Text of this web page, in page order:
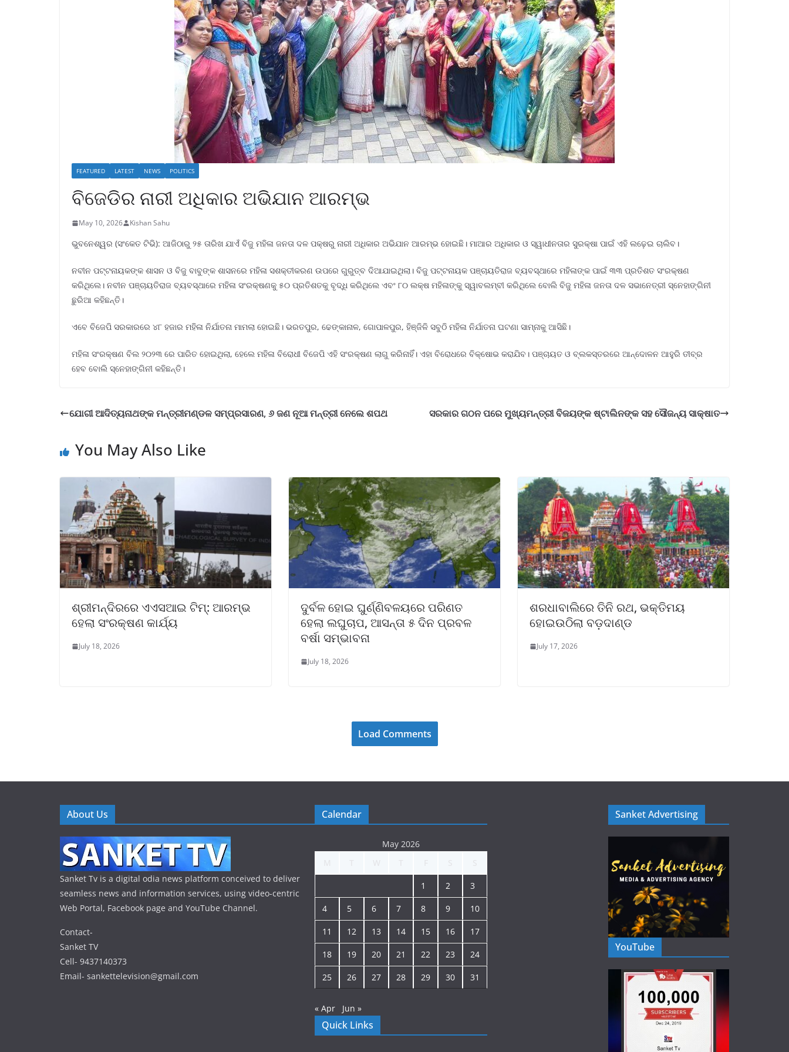
FEATURED LATEST NEWS POLITICS
ବିଜେଡିର ନାରୀ ଅଧିକାର ଅଭିଯାନ ଆରମ୍ଭ
May 10, 2026 Kishan Sahu
ଭୁବନେଶ୍ୱର (ସଂକେତ ଟିଭି): ଆଜିଠାରୁ ୨୫ ତାରିଖ ଯାଏଁ ବିଜୁ ମହିଳା ଜନତା ଦଳ ପକ୍ଷରୁ ନାରୀ ଅଧିକାର ଅଭିଯାନ ଆରମ୍ଭ ହୋଇଛି। ମାଆର ଅଧିକାର ଓ ସ୍ୱାଧୀନତାର ସୁରକ୍ଷା ପାଇଁ ଏହି ଲଢ଼େଇ ଚାଲିବ।
ନବୀନ ପଟ୍ଟନାୟକଙ୍କ ଶାସନ ଓ ବିଜୁ ବାବୁଙ୍କ ଶାସନରେ ମହିଳା ସଶକ୍ତୀକରଣ ଉପରେ ଗୁରୁତ୍ବ ଦିଆଯାଇଥିଲା। ବିଜୁ ପଟ୍ଟନାୟକ ପଞ୍ଚାୟତିରାଜ ବ୍ୟବସ୍ଥାରେ ମହିଳାଙ୍କ ପାଇଁ ୩୩ ପ୍ରତିଶତ ସଂରକ୍ଷଣ
କରିଥିଲେ। ନବୀନ ପଞ୍ଚାୟତିରାଜ ବ୍ୟବସ୍ଥାରେ ମହିଳା ସଂରକ୍ଷଣକୁ ୫୦ ପ୍ରତିଶତକୁ ବୃଦ୍ଧି କରିଥିଲେ ଏବଂ ୮୦ ଲକ୍ଷ ମହିଳାଙ୍କୁ ସ୍ୱାବଲମ୍ବୀ କରିଥିଲେ ବୋଲି ବିଜୁ ମହିଳା ଜନତା ଦଳ ସଭାନେତ୍ରୀ ସ୍ନେହାଙ୍ଗିନୀ
ଛୁରିଆ କହିଛନ୍ତି।
ଏବେ ବିଜେପି ସରକାରରେ ୪୮ ହଜାର ମହିଳା ନିର୍ଯାତନା ମାମଲା ହୋଇଛି। ଭରତପୁର, ଢେଙ୍କାନାଳ, ଗୋପାଳପୁର, ହିଞ୍ଜିଳି ସବୁଠି ମହିଳା ନିର୍ଯାତନା ଘଟଣା ସାମ୍ନାକୁ ଆସିଛି।
ମହିଳା ସଂରକ୍ଷଣ ବିଲ ୨୦୨୩ ରେ ପାରିତ ହୋଇଥିଲା, ହେଲେ ମହିଳା ବିରୋଧୀ ବିଜେପି ଏହି ସଂରକ୍ଷଣ ଲାଗୁ କରିନାହିଁ। ଏହା ବିରୋଧରେ ବିକ୍ଷୋଭ କରାଯିବ। ପଞ୍ଚାୟତ ଓ ବ୍ଲକସ୍ତରରେ ଆନ୍ଦୋଳନ ଆହୁରି ତୀବ୍ର
ହେବ ବୋଲି ସ୍ନେହାଙ୍ଗିନୀ କହିଛନ୍ତି।
ଯୋଗୀ ଆଦିତ୍ୟନାଥଙ୍କ ମନ୍ତ୍ରୀମଣ୍ଡଳ ସମ୍ପ୍ରସାରଣ, ୬ ଜଣ ନୂଆ ମନ୍ତ୍ରୀ ନେଲେ ଶପଥ ସରକାର ଗଠନ ପରେ ମୁଖ୍ୟମନ୍ତ୍ରୀ ବିଜୟଙ୍କ ଷ୍ଟାଲିନଙ୍କ ସହ ସୌଜନ୍ୟ ସାକ୍ଷାତ
You May Also Like
ଶ୍ରୀମନ୍ଦିରରେ ଏଏସଆଇ ଟିମ୍: ଆରମ୍ଭ
ହେଲା ସଂରକ୍ଷଣ କାର୍ଯ୍ୟ
July 18, 2026
ଦୁର୍ବଳ ହୋଇ ଘୁର୍ଣ୍ଣିବଳୟରେ ପରିଣତ
ହେଲା ଲଘୁଚାପ, ଆସନ୍ତା ୫ ଦିନ ପ୍ରବଳ
ବର୍ଷା ସମ୍ଭାବନା
July 18, 2026
ଶରଧାବାଲିରେ ତିନି ରଥ, ଭକ୍ତିମୟ
ହୋଇଉଠିଲା ବଡ଼ଦାଣ୍ଡ
July 17, 2026
Load Comments
About Us
Sanket Tv is a digital odia news platform conceived to deliver
seamless news and information services, using video-centric
Web Portal, Facebook page and YouTube Channel.
Contact-
Sanket TV
Cell- 9437140373
Email- sankettelevision@gmail.com
Calendar
May 2026
1 2 3
4 5 6 7 8 9 10
11 12 13 14 15 16 17
18 19 20 21 22 23 24
25 26 27 28 29 30 31
« Apr Jun »
Quick Links
Sanket Advertising
YouTube